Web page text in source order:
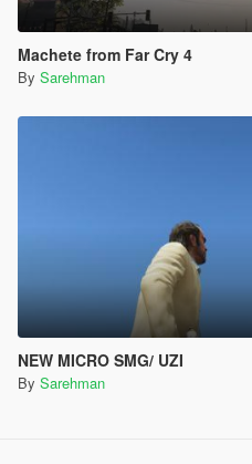
Machete from Far Cry 4
By Sarehman
NEW MICRO SMG/ UZI
By Sarehman